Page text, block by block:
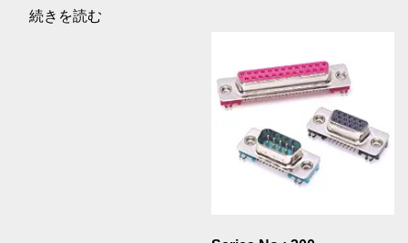
続きを読む